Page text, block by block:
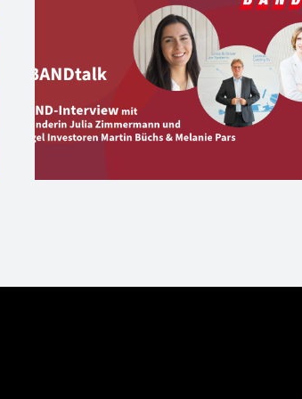
Where Female
Shine – Der große
DemoDay &
Start-up Aperitivo
27. Juni in Berlin